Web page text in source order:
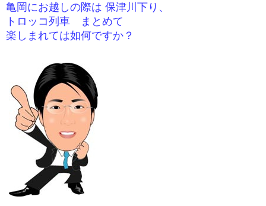
亀岡にお越しの際は 保津川下り、
トロッコ列車 まとめて
楽しまれては如何ですか？